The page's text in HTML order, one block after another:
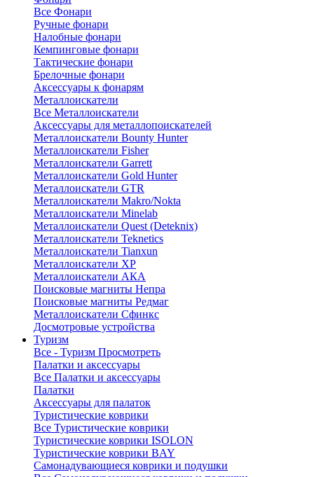
Все Фонари
Ручные фонари
Налобные фонари
Кемпинговые фонари
Тактические фонари
Брелочные фонари
Аксессуары к фонарям
Металлоискатели
Все Металлоискатели
Аксессуары для металлопоискателей
Металлоискатели Bounty Hunter
Металлоискатели Fisher
Металлоискатели Garrett
Металлоискатели Gold Hunter
Металлоискатели GTR
Металлоискатели Makro/Nokta
Металлоискатели Minelab
Металлоискатели Quest (Deteknix)
Металлоискатели Teknetics
Металлоискатели Tianxun
Металлоискатели XP
Металлоискатели АКА
Поисковые магниты Непра
Поисковые магниты Редмаг
Металлоискатели Сфинкс
Досмотровые устройства
Туризм
Все - Туризм Просмотреть
Палатки и аксессуары
Все Палатки и аксессуары
Палатки
Аксессуары для палаток
Туристические коврики
Все Туристические коврики
Туристические коврики ISOLON
Туристические коврики BAY
Самонадувающиеся коврики и подушки